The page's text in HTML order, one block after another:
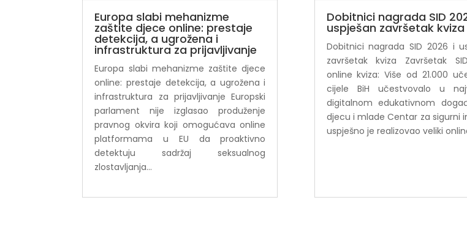
Europa slabi mehanizme
zaštite djece online: prestaje
detekcija, a ugrožena i
infrastruktura za prijavljivanje
Europa slabi mehanizme zaštite djece
online: prestaje detekcija, a ugrožena i
infrastruktura za prijavljivanje Europski
parlament nije izglasao produženje
pravnog okvira koji omogućava online
platformama u EU da proaktivno
detektuju sadržaj seksualnog
zlostavljanja...
Dobitnici nagrada SID
uspješan završetak kviza
Dobitnici nagrada SID 2026 i
završetak kviza Završetak
online kviza: Više od 21.000
cijele BiH učestvovalo u
digitalnom edukativnom
djecu i mlade Centar za sigurni
uspješno je realizovao veliki